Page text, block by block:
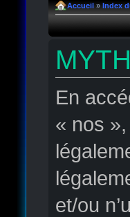
Accueil » Index
En
« nos
et/ou